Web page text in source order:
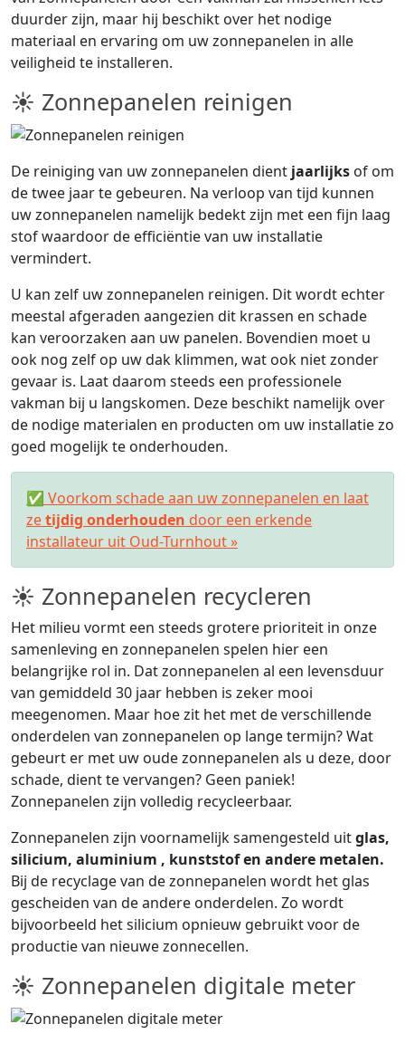
duurder zijn, maar hij beschikt over het nodige
materiaal en ervaring om uw zonnepanelen in alle
veiligheid te installeren.
☀ Zonnepanelen reinigen
De reiniging van uw zonnepanelen dient jaarlijks of om
de twee jaar te gebeuren. Na verloop van tijd kunnen
uw zonnepanelen namelijk bedekt zijn met een fijn laag
stof waardoor de efficiëntie van uw installatie
vermindert.
U kan zelf uw zonnepanelen reinigen. Dit wordt echter
meestal afgeraden aangezien dit krassen en schade
kan veroorzaken aan uw panelen. Bovendien moet u
ook nog zelf op uw dak klimmen, wat ook niet zonder
gevaar is. Laat daarom steeds een professionele
vakman bij u langskomen. Deze beschikt namelijk over
de nodige materialen en producten om uw installatie zo
goed mogelijk te onderhouden.
✅ Voorkom schade aan uw zonnepanelen en laat
zetijdig onderhouden door een erkende
installateur uit Oud-Turnhout »
☀ Zonnepanelen recycleren
Het milieu vormt een steeds grotere prioriteit in onze
samenleving en zonnepanelen spelen hier een
belangrijke rol in. Dat zonnepanelen al een levensduur
van gemiddeld 30 jaar hebben is zeker mooi
meegenomen. Maar hoe zit het met de verschillende
onderdelen van zonnepanelen op lange termijn? Wat
gebeurt er met uw oude zonnepanelen als u deze, door
schade, dient te vervangen? Geen paniek!
Zonnepanelen zijn volledig recycleerbaar.
Zonnepanelen zijn voornamelijk samengesteld uitglas,
silicium, aluminium , kunststof en andere metalen.
Bij de recyclage van de zonnepanelen wordt het glas
gescheiden van de andere onderdelen. Zo wordt
bijvoorbeeld het silicium opnieuw gebruikt voor de
productie van nieuwe zonnecellen.
☀ Zonnepanelen digitale meter